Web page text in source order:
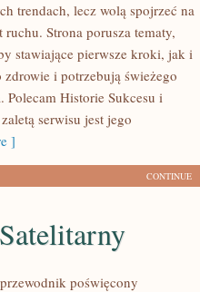
trendach, lecz wolą spojrzeć na
Strona porusza tematy,
stawiające pierwsze kroki, jak i
i potrzebują świeżego
Polecam Historie Sukcesu i
serwisu jest jego
]
CONTINUE
poświęcony